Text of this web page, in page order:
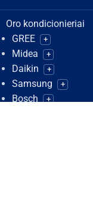
Oro kondicionieriai
GREE
+
Midea +
Daikin +
Samsung +
Bosch +